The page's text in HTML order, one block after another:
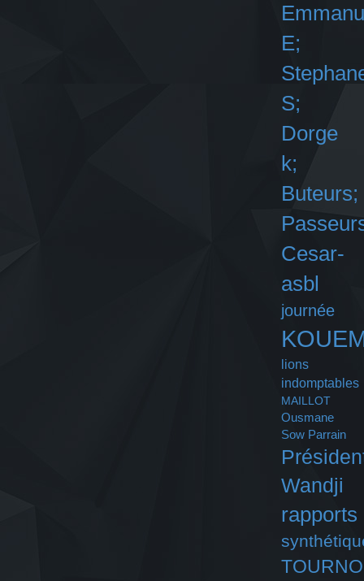
E;
S;
Dorge
k;
Buteurs;
Cesar-
asbl
journée
lions
indomptables
MAILLOT
Ousmane
Sow Parrain
Wandji
rapports